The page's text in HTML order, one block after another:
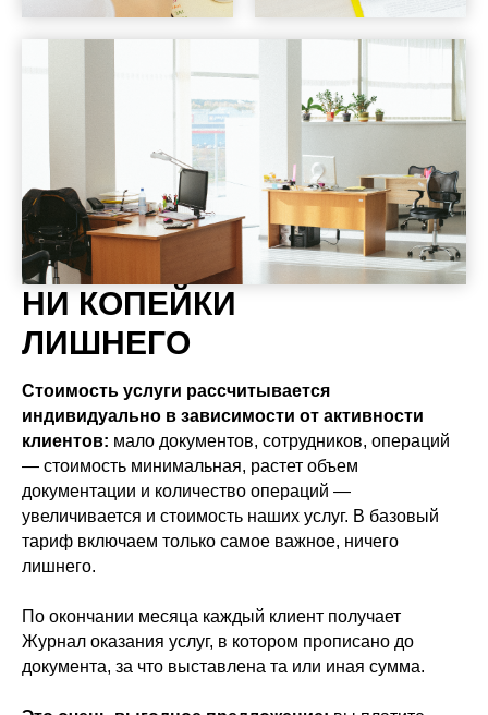
НИ КОПЕЙКИ
ЛИШНЕГО
Стоимость услуги рассчитывается
индивидуально в зависимости от активности
клиентов: мало документов, сотрудников, операций
— стоимость минимальная, растет объем
документации и количество операций —
увеличивается и стоимость наших услуг. В базовый
тариф включаем только самое важное, ничего
лишнего.
По окончании месяца каждый клиент получает
Журнал оказания услуг, в котором прописано до
документа, за что выставлена та или иная сумма.